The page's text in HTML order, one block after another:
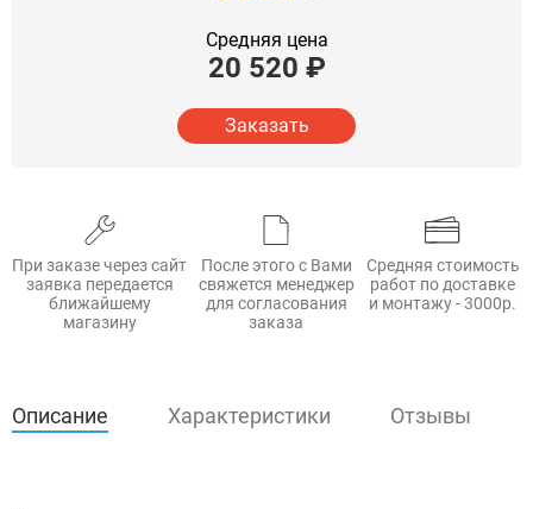
Средняя цена
20 520 ₽
Заказать
При заказе через сайт
заявка передается
ближайшему
магазину
После этого с Вами
свяжется менеджер
для согласования
заказа
Средняя стоимость
работ по доставке
и монтажу - 3000р.
Описание Характеристики Отзывы